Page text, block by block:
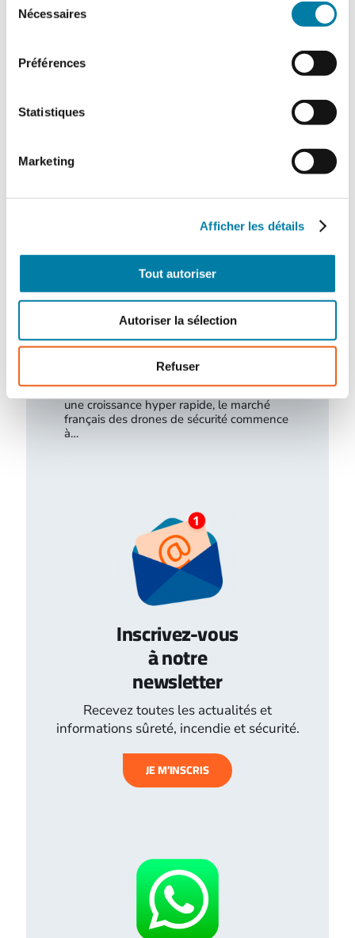
Nécessaires
Préférences
Statistiques
Marketing
Afficher les détails
Tout autoriser
Autoriser la sélection
Refuser
ce que change l’arrêté du 16 juillet 2026
certaines installations relevant des
Drones de sécurité : décollage à la
Porté par des technologies plus matures et
une croissance hyper rapide, le marché
français des drones de sécurité commence
à…
Inscrivez-vous
à notre
newsletter
Recevez toutes les actualités et
informations sûreté, incendie et sécurité.
JE M’INSCRIS